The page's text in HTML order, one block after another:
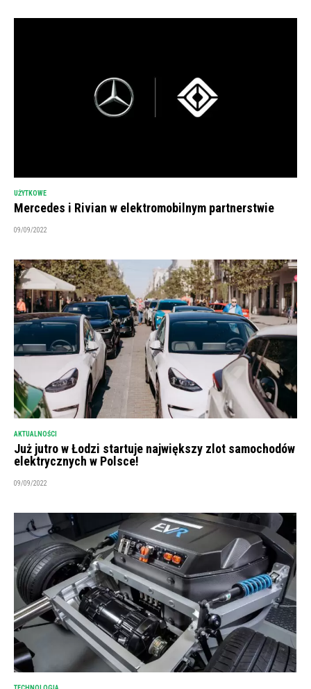
UŻYTKOWE
Mercedes i Rivian w elektromobilnym partnerstwie
09/09/2022
AKTUALNOŚCI
Już jutro w Łodzi startuje największy zlot samochodów
elektrycznych w Polsce!
09/09/2022